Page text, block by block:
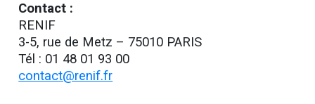
Contact :
RENIF
3-5, rue de Metz – 75010 PARIS
Tél : 01 48 01 93 00
contact@renif.fr